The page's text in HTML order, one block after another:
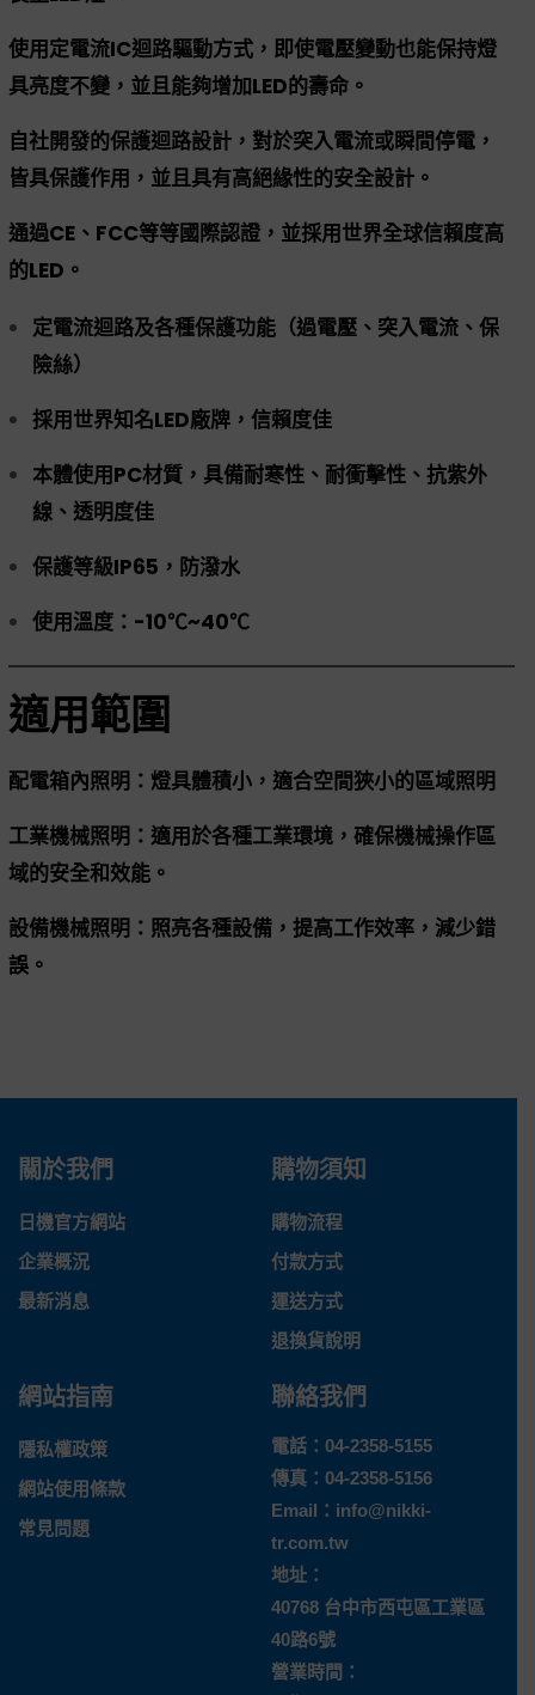
使用定電流IC迴路驅動方式，即使電壓變動也能保持燈
具亮度不變，並且能夠增加LED的壽命。
自社開發的保護迴路設計，對於突入電流或瞬間停電，
皆具保護作用，並且具有高絕緣性的安全設計。
通過CE、FCC等等國際認證，並採用世界全球信賴度高
的LED。
定電流迴路及各種保護功能（過電壓、突入電流、保
險絲）
採用世界知名LED廠牌，信賴度佳
本體使用PC材質，具備耐寒性、耐衝擊性、抗紫外
線、透明度佳
保護等級IP65，防潑水
使用溫度：-10℃~40℃
適用範圍
配電箱內照明：燈具體積小，適合空間狹小的區域照明
工業機械照明：適用於各種工業環境，確保機械操作區
域的安全和效能。
設備機械照明：照亮各種設備，提高工作效率，減少錯
誤。
關於我們
日機官方網站
企業概況
最新消息
購物須知
購物流程
付款方式
運送方式
退換貨說明
網站指南
隱私權政策
網站使用條款
常見問題
聯絡我們
電話： 04-2358-5155
傳真：04-2358-5156
Email： info@nikki-
tr.com.tw
地址：
40768 台中市西屯區工業區
40路6號
營業時間：